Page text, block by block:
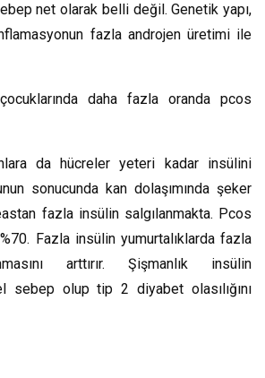
net olarak belli değil. Genetik yapı,
fazla androjen üretimi ile
daha fazla oranda pcos
da hücreler yeteri kadar insülini
sonucunda kan dolaşımında şeker
fazla insülin salgılanmakta. Pcos
Fazla insülin yumurtalıklarda fazla
arttırır. Şişmanlık insülin
sebep olup tip 2 diyabet olasılığını